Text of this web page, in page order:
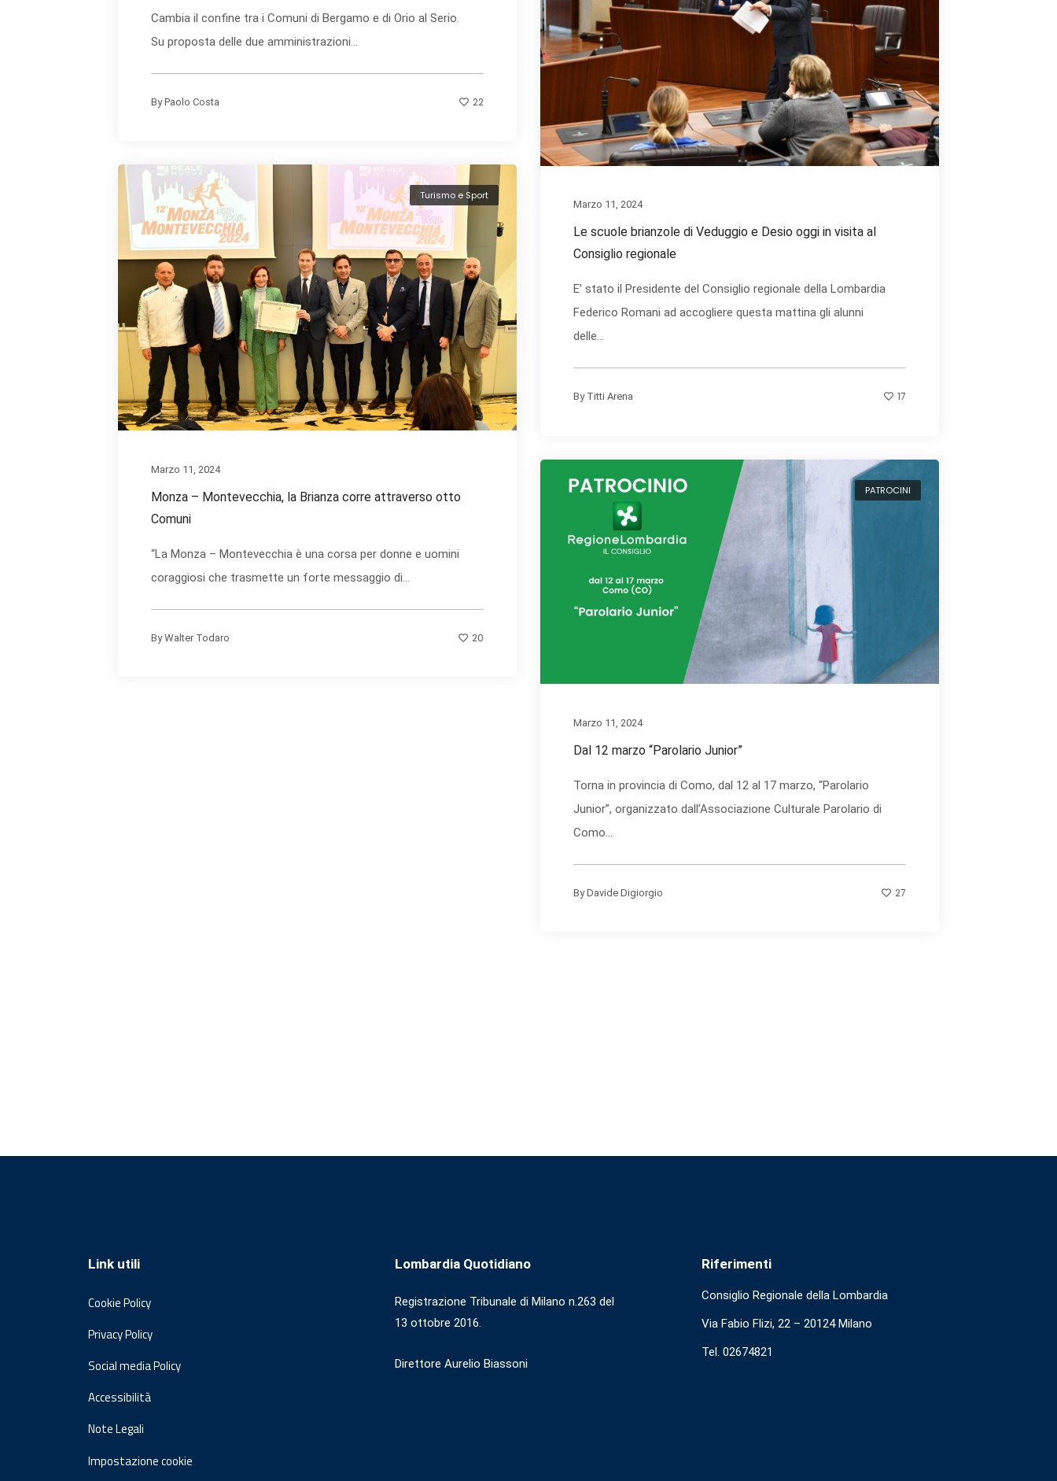
Cambia il confine tra i Comuni di Bergamo e di Orio al Serio.
Su proposta delle due amministrazioni...
ByPaolo Costa 22
Marzo 11, 2024
Le scuole brianzole di Veduggio e Desio oggi in visita al
Consiglio regionale
E’ stato il Presidente del Consiglio regionale della Lombardia
Federico Romani ad accogliere questa mattina gli alunni
delle...
By Titti Arena 17
Turismo e Sport
Marzo 11, 2024
Monza – Montevecchia, la Brianza corre attraverso otto
Comuni
“La Monza – Montevecchia è una corsa per donne e uomini
coraggiosi che trasmette un forte messaggio di...
ByWalter Todaro 20
PATROCINI
Marzo 11, 2024
Dal 12 marzo “Parolario Junior”
Torna in provincia di Como, dal 12 al 17 marzo, “Parolario
Junior”, organizzato dall’Associazione Culturale Parolario di
Como...
ByDavide Digiorgio 27
Link utili
Cookie Policy
Privacy Policy
Social media Policy
Accessibilità
Note Legali
Impostazione cookie
Lombardia Quotidiano
Registrazione Tribunale di Milano n.263 del
13 ottobre 2016.
Direttore Aurelio Biassoni
Riferimenti
Consiglio Regionale della Lombardia
Via Fabio Flizi, 22 – 20124 Milano
Tel. 02674821